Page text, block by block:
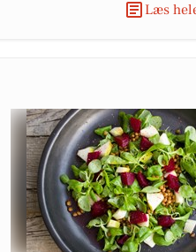
Læs